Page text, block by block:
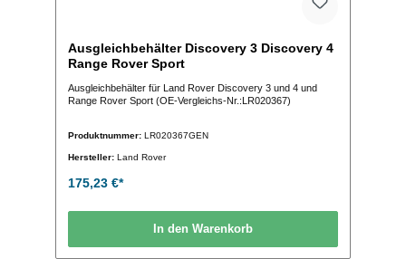
Ausgleichbehälter Discovery 3 Discovery 4
Range Rover Sport
Ausgleichbehälter für Land Rover Discovery 3 und 4 und
Range Rover Sport (OE-Vergleichs-Nr.:LR020367)
Produktnummer: LR020367GEN
Hersteller: Land Rover
175,23 €*
In den Warenkorb